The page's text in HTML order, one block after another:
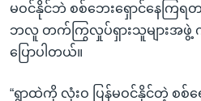
မဝင်နိုင်ဘဲ စစ်ဘေးရှောင်နေကြ
ဘလူ တက်ကြွလှုပ်ရှားသူများအ
ပြောပါတယ်။
“ရွာထဲကို လုံးဝ ပြန်မဝင်နိုင်တဲ့ စ